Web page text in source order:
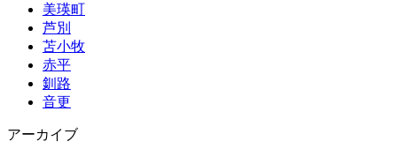
美瑛町
芦別
苫小牧
赤平
釧路
音更
アーカイブ